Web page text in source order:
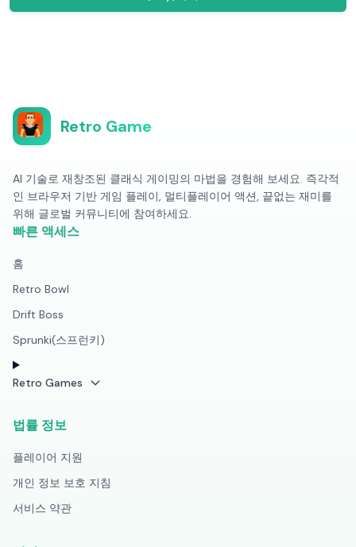
Retro Game
AI 기술로 재창조된 클래식 게이밍의 마법을 경험해 보세요. 즉각적
인 브라우저 기반 게임 플레이, 멀티플레이어 액션, 끝없는 재미를
위해 글로벌 커뮤니티에 참여하세요.
빠른 액세스
홈
Retro Bowl
Drift Boss
Sprunki(스프런키)
Retro Games
법률 정보
플레이어 지원
개인 정보 보호 지침
서비스 약관